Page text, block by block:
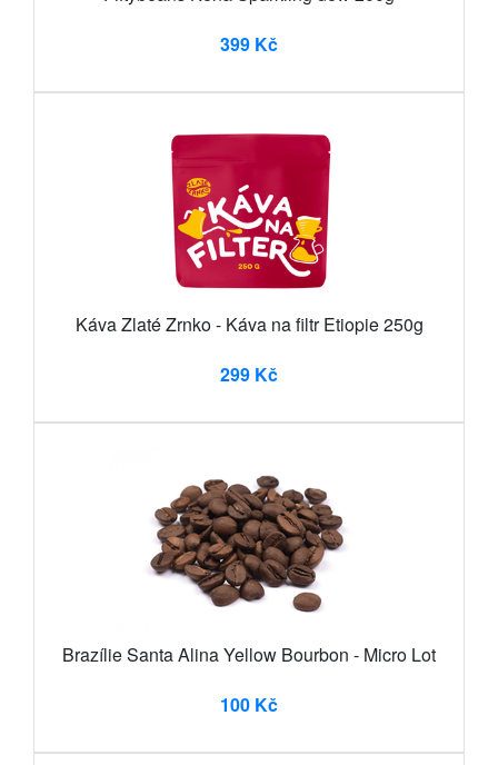
399 Kč
Káva Zlaté Zrnko - Káva na filtr Etiopie 250g
299 Kč
Brazílie Santa Alina Yellow Bourbon - Micro Lot
100 Kč